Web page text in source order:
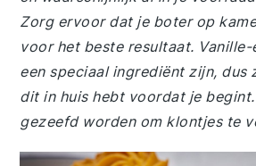
Zorg ervoor dat je boter op
voor het beste resultaat.
een speciaal ingrediënt zijn, dus
dit in huis hebt voordat je
gezeefd worden om klontjes te